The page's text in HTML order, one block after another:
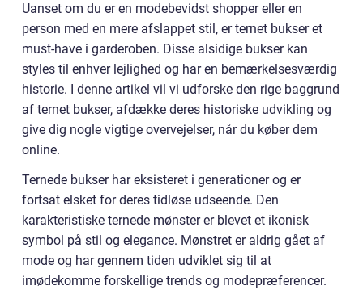
Uanset om du er en modebevidst shopper eller en
person med en mere afslappet stil, er ternet bukser et
must-have i garderoben. Disse alsidige bukser kan
styles til enhver lejlighed og har en bemærkelsesværdig
historie. I denne artikel vil vi udforske den rige baggrund
af ternet bukser, afdække deres historiske udvikling og
give dig nogle vigtige overvejelser, når du køber dem
online.
Ternede bukser har eksisteret i generationer og er
fortsat elsket for deres tidløse udseende. Den
karakteristiske ternede mønster er blevet et ikonisk
symbol på stil og elegance. Mønstret er aldrig gået af
mode og har gennem tiden udviklet sig til at
imødekomme forskellige trends og modepræferencer.